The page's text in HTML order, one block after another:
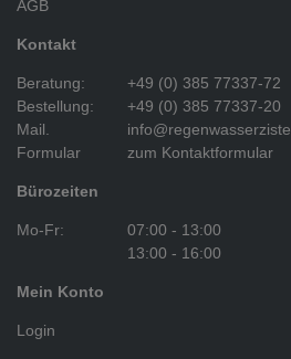
AGB
Kontakt
Beratung:
+49 (0) 385 77337-72
Bestellung:
+49 (0) 385 77337-20
Mail.
Formular
zum Kontaktformular
Bürozeiten
Mo-Fr:
07:00 - 13:00
13:00 - 16:00
Mein Konto
Login